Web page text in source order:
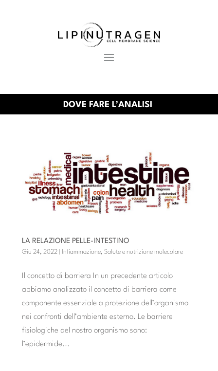
DOVE FARE L’ANALISI
LA RELAZIONE PELLE-INTESTINO
Giu 24, 2022| Infiammazione, Salute e nutrizione molecolare
Il concetto di barriera In un precedente articolo
abbiamo analizzato il concetto di barriera come
componente essenziale a protezione dell’organismo
nei confronti dell’ambiente esterno. Le barriere
fisiologiche del nostro organismo sono:
l’epidermide...